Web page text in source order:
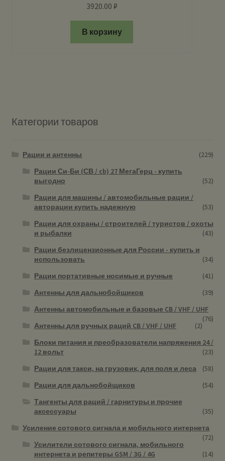
3920.00 ₽
В корзину
Категории товаров
Рации и антенны
(229)
Рации Си-Би (СВ / cb) 27 МегаГерц - купить
выгодно
(52)
Рации для машины / автомобильные рации /
авторации купить надежную
(53)
Рации для охраны / строителей / туристов / охоты
и рыбалки
(43)
Рации безлицензионные для России - купить и
использовать
(34)
Рации портативные носимые и ручные
(41)
Антенны для дальнобойщиков
(39)
Антенны автомобильные и базовые CB / VHF / UHF
(76)
Антенны для ручных раций CB / VHF / UHF
(2)
Блоки питания и преобразователи напряжения 24 /
12 вольт
(23)
Рации для такси, на грузовик, для поля и леса
(58)
Рации для дальнобойщиков
(54)
Тангенты для раций / гарнитуры и прочие
аксессуары
(35)
Усиление сотового сигнала и мобильного интернета
(72)
Усилители сотового сигнала, мобильного
интернета и репитеры GSM / 3G / 4G
(14)